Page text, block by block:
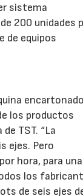
sistema
200 unidades
de equipos
los productos
TST. “La
ejes. Pero
hora, para
los
de seis ejes